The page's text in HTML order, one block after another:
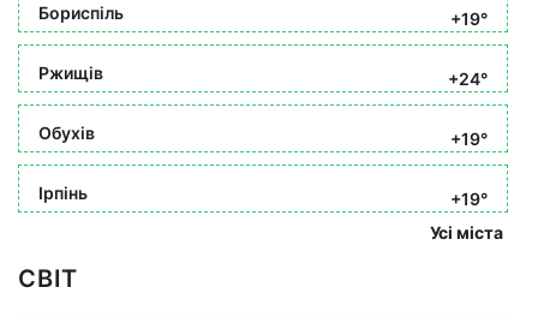
Бориспіль +19°
Ржищів +24°
Обухів +19°
Ірпінь
+19°
Усі міста
СВІТ